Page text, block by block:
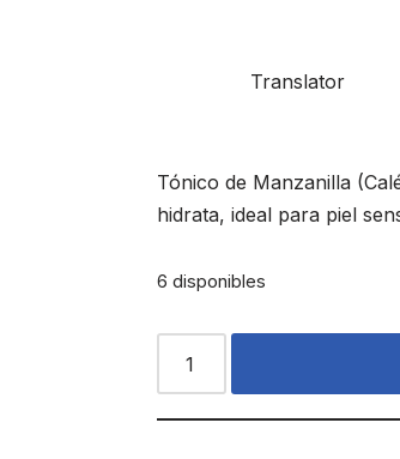
Translator
Tónico de Manzanilla
hidrata, ideal para piel
6 disponibles